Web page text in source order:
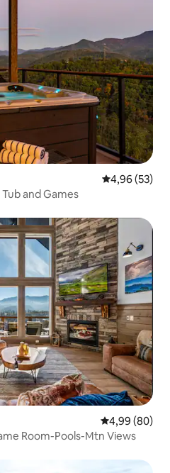
4,96 de uma
4,96 (53)
and Games
4,99 de uma
4,99 (80)
Room-Pools-Mtn Views